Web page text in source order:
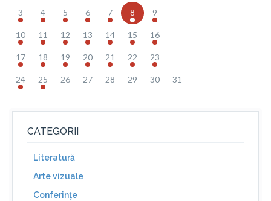
3 4 5 6 7 8 9
10 11 12 13 14 15 16
17 18 19 20 21 22 23
24 25 26 27 28 29 30 31
CATEGORII
Literatură
Arte vizuale
Conferinţe